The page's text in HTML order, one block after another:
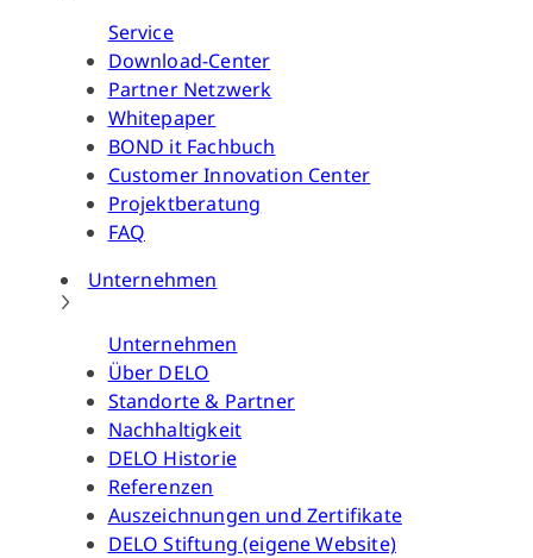
Service
Download-Center
Partner Netzwerk
Whitepaper
BOND it Fachbuch
Customer Innovation Center
Projektberatung
FAQ
Unternehmen
Unternehmen
Über DELO
Standorte & Partner
Nachhaltigkeit
DELO Historie
Referenzen
Auszeichnungen und Zertifikate
DELO Stiftung (eigene Website)